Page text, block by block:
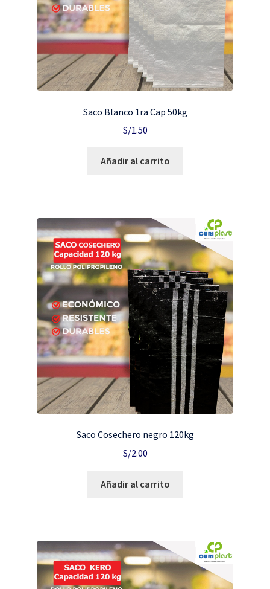
Saco Blanco 1ra Cap 50kg
S/1.50
Añadir al carrito
Saco Cosechero negro 120kg
S/2.00
Añadir al carrito